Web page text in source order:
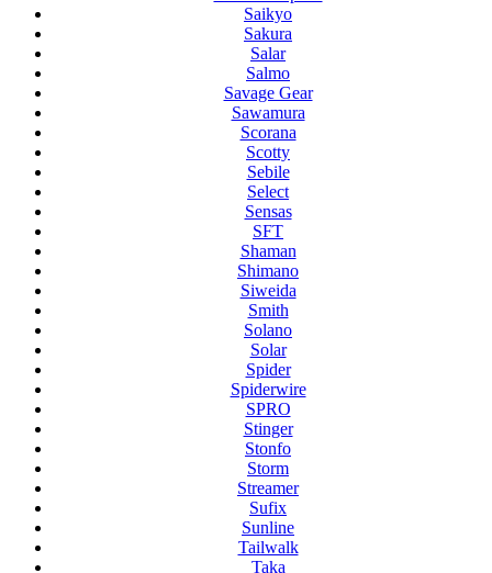
Saikyo
Sakura
Salar
Salmo
Savage Gear
Sawamura
Scorana
Scotty
Sebile
Select
Sensas
SFT
Shaman
Shimano
Siweida
Smith
Solano
Solar
Spider
Spiderwire
SPRO
Stinger
Stonfo
Storm
Streamer
Sufix
Sunline
Tailwalk
Taka